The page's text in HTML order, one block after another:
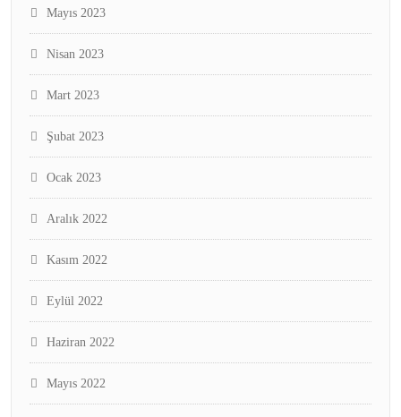
Mayıs 2023
Nisan 2023
Mart 2023
Şubat 2023
Ocak 2023
Aralık 2022
Kasım 2022
Eylül 2022
Haziran 2022
Mayıs 2022